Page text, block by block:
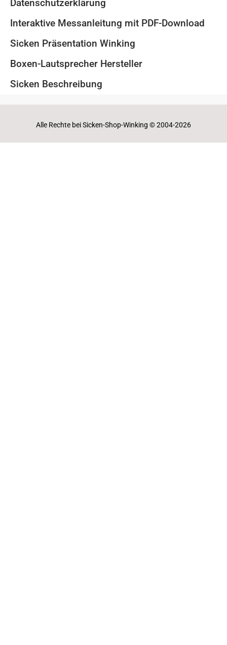
Datenschutzerklärung
Interaktive Messanleitung mit PDF-Download
Sicken Präsentation Winking
Boxen-Lautsprecher Hersteller
Sicken Beschreibung
Alle Rechte bei Sicken-Shop-Winking © 2004-2026